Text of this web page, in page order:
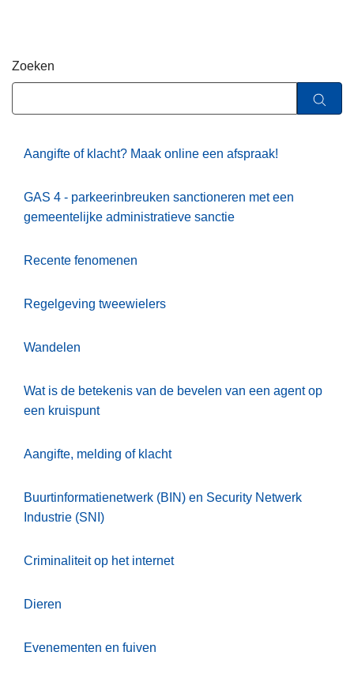
Zoeken
Aangifte of klacht? Maak online een afspraak!
GAS 4 - parkeerinbreuken sanctioneren met een
gemeentelijke administratieve sanctie
Recente fenomenen
Regelgeving tweewielers
Wandelen
Wat is de betekenis van de bevelen van een agent op
een kruispunt
Aangifte, melding of klacht
Buurtinformatienetwerk (BIN) en Security Netwerk
Industrie (SNI)
Criminaliteit op het internet
Dieren
Evenementen en fuiven